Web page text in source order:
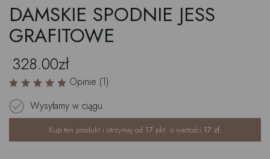
DAMSKIE SPODNIE JESS
GRAFITOWE
328.00zł
Opinie (1)
Wysyłamy w ciągu
Kup ten produkt i otrzymaj od 17 pkt. o wartości 17 zł.